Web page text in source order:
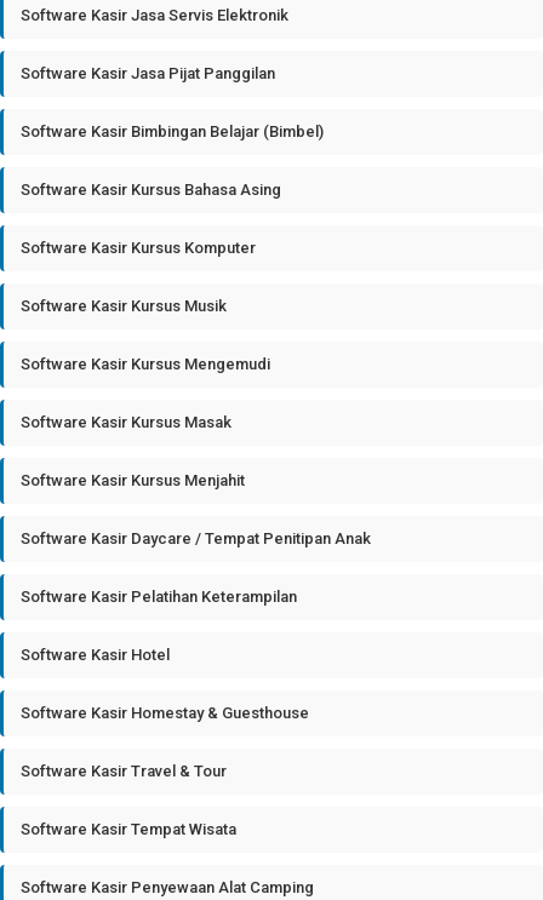
Software Kasir Jasa Servis Elektronik
Software Kasir Jasa Pijat Panggilan
Software Kasir Bimbingan Belajar (Bimbel)
Software Kasir Kursus Bahasa Asing
Software Kasir Kursus Komputer
Software Kasir Kursus Musik
Software Kasir Kursus Mengemudi
Software Kasir Kursus Masak
Software Kasir Kursus Menjahit
Software Kasir Daycare / Tempat Penitipan Anak
Software Kasir Pelatihan Keterampilan
Software Kasir Hotel
Software Kasir Homestay & Guesthouse
Software Kasir Travel & Tour
Software Kasir Tempat Wisata
Software Kasir Penyewaan Alat Camping